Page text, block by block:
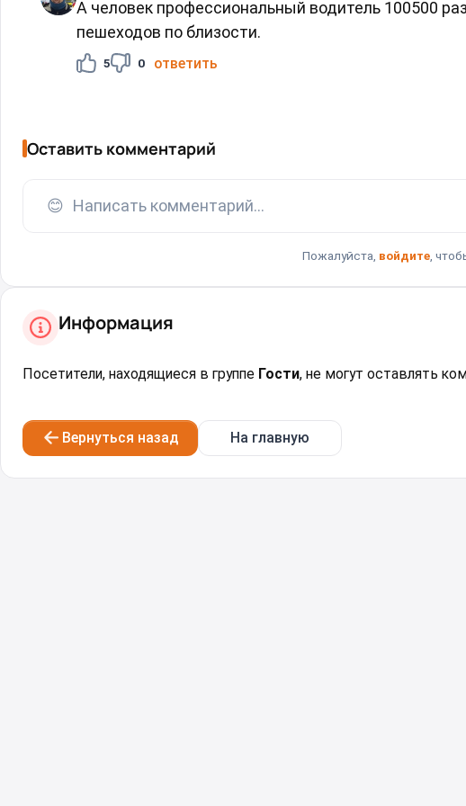
А человек профессиональный водитель 100500
пешеходов по близости.
5 0 ответить
Оставить комментарий
😊 Написать комментарий...
Пожалуйста, войдите,
Информация
Посетители, находящиеся в группе Гости, не могут оставлять
Вернуться назад На главную